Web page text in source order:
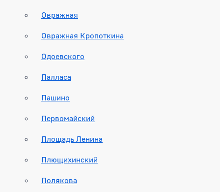
Овражная
Овражная Кропоткина
Одоевского
Палласа
Пашино
Первомайский
Площадь Ленина
Плющихинский
Полякова